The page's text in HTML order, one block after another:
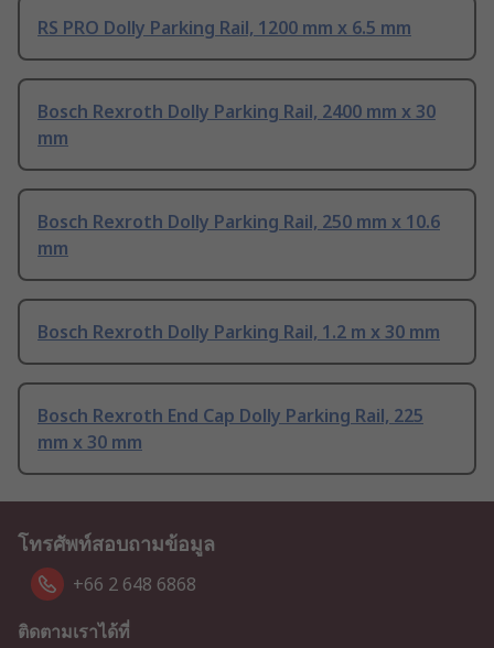
RS PRO Dolly Parking Rail, 1200 mm x 6.5 mm
Bosch Rexroth Dolly Parking Rail, 2400 mm x 30
mm
Bosch Rexroth Dolly Parking Rail, 250 mm x 10.6
mm
Bosch Rexroth Dolly Parking Rail, 1.2 m x 30 mm
Bosch Rexroth End Cap Dolly Parking Rail, 225
mm x 30 mm
โทรศัพท์สอบถามข้อมูล
+66 2 648 6868
ติดตามเราได้ที่